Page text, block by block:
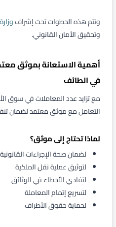
وتتم هذه الخطوات تحت إشراف
وتحقيق الأمان القانوني.
أهمية الاستعانة بموثق
في الطائف
مع تزايد عدد المعاملات في سوق
التعامل مع موثق معتمد لضمان
لماذا تحتاج إلى موثق؟
لضمان صحة الإجراءات القانونية
لتوثيق عملية نقل الملكية
لتفادي الأخطاء في الوثائق
لتسريع إتمام المعاملة
لحماية حقوق الأطراف